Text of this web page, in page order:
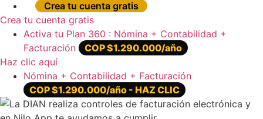
Crea tu cuenta gratis
Crea tu cuenta gratis
Activa tu Plan 360 : Nómina + Contabilidad +
Facturación
COP $1.290.000/año
Haz clic aquí
Nómina + Contabilidad + Facturación
COP $1.290.000/año - HAZ CLIC